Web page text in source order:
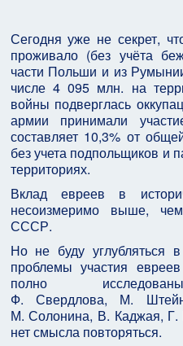
Сегодня уже не секрет,
проживало (без учёта
части Польши и из
числе 4 095 млн. на
войны подверглась
армии принимали
составляет 10,3% от
без учета подпольщиков и
территориях.
Вклад евреев в
несоизмеримо выше,
СССР.
Но не буду
проблемы участия
полно
Ф. Свердлова, М.
М. Солонина, В. Каджая, Г.
нет смысла повторяться.